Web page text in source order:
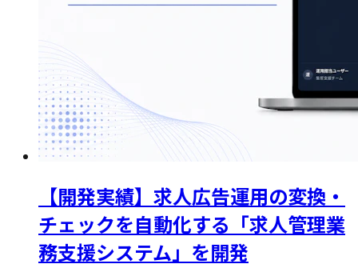
【開発実績】求人広告運用の変換・
チェックを自動化する「求人管理業
務支援システム」を開発